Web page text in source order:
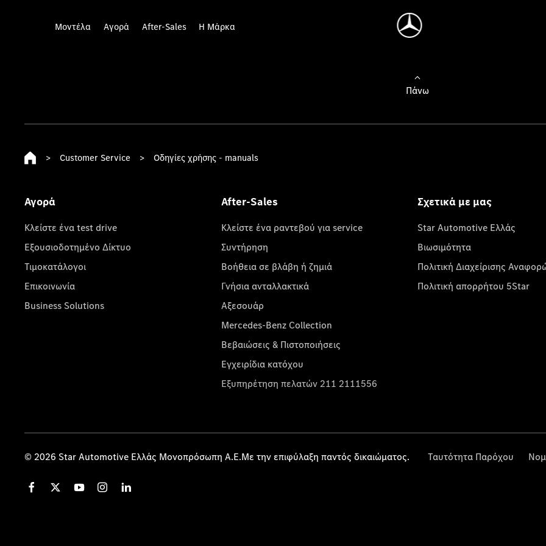
Μοντέλα Αγορά After-Sales Η Μάρκα
Πάνω
> Customer Service > Οδηγίες χρήσης - manuals
Αγορά
Κλείστε ένα test drive
Εξουσιοδοτημένο Δίκτυο
Τιμοκατάλογοι
Επικοινωνία
Business Solutions
After-Sales
Κλείστε ένα ραντεβού για service
Συντήρηση
Βοήθεια σε βλάβη ή ζημιά
Γνήσια ανταλλακτικά
Αξεσουάρ
Mercedes-Benz Collection
Βεβαιώσεις & Πιστοποιήσεις
Εγχειρίδια κατόχου
Εξυπηρέτηση πελατών 211 2111556
Σχετικά με μας
Star Automotive Ελλάς
Βιωσιμότητα
Πολιτική Διαχείρισης
Πολιτική απορρήτου 5Star
© 2026 Star Automotive Ελλάς Μονοπρόσωπη Α.Ε.Με την επιφύλαξη παντός δικαιώματος. Ταυτότητα Παρόχου